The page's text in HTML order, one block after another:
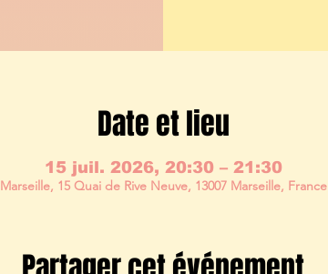
Date et lieu
15 juil. 2026, 20:30 – 21:30
Marseille, 15 Quai de Rive Neuve, 13007 Marseille, France